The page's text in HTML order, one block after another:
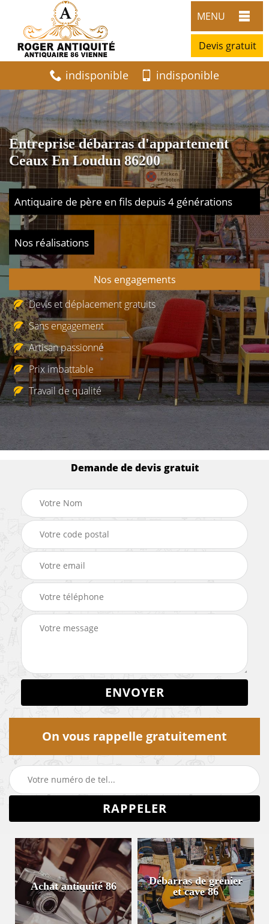
MENU
Devis gratuit
indisponible indisponible
Entreprise débarras d'appartement
Ceaux En Loudun 86200
Antiquaire de père en fils depuis 4 générations
Nos réalisations
Nos engagements
Devis et déplacement gratuits
Sans engagement
Artisan passionné
Prix imbattable
Travail de qualité
Demande de devis gratuit
On vous rappelle gratuitement
Achat antiquité 86
Débarras de grenier
et cave 86